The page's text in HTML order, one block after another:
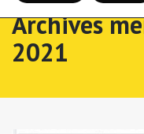
Archives
2021